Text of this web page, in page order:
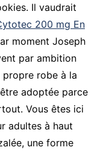
Il vaudrait
200 mg En
moment Joseph
par ambition
robe à la
adoptée parce
Vous êtes ici
adultes à haut
une forme